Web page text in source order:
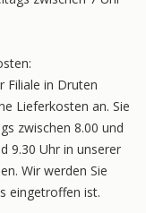
Filiale in Druten
Lieferkosten an. Sie
zwischen 8.00 und
9.30 Uhr in unserer
Wir werden Sie
eingetroffen ist.